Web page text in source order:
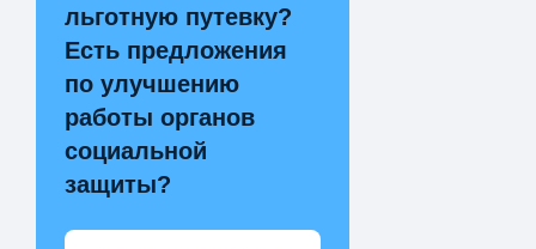
льготную путевку?
Есть предложения
по улучшению
работы органов
социальной
защиты?